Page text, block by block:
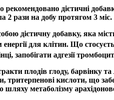
рекомендовано дієтичні
2 рази на добу протягом 3 міс.
дієтичну добавку, яка
енергії для клітин. Що
запобігати адгезії
плодів глоду, барвінку
кислоти, що
шляху метаболізму